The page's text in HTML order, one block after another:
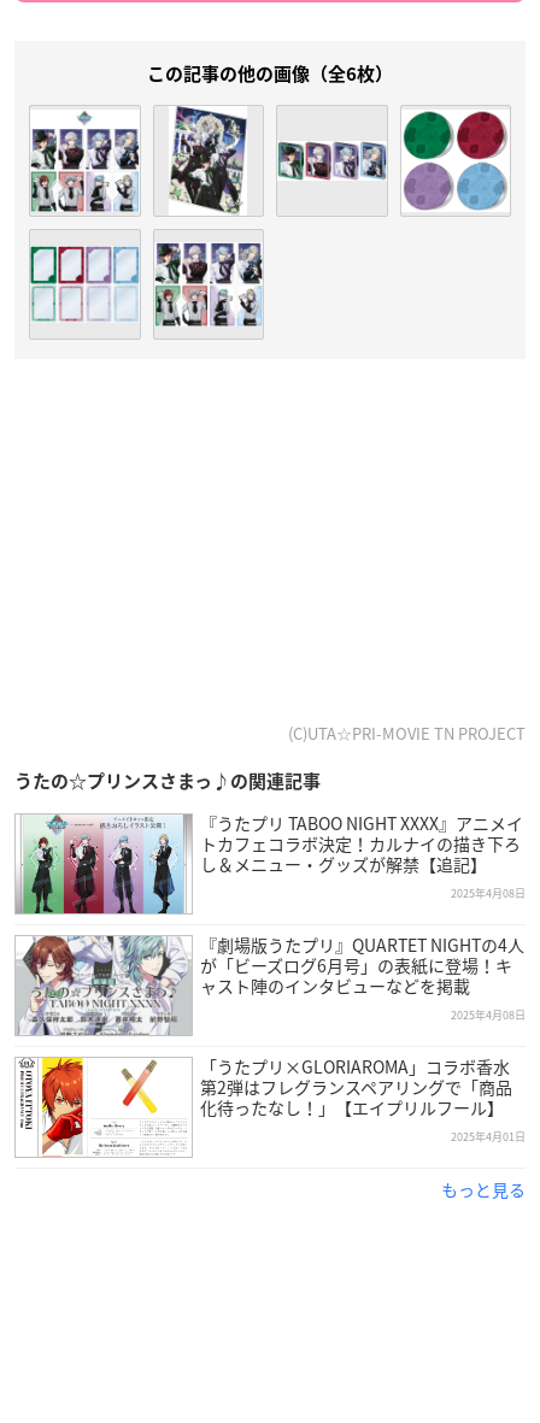
この記事の他の画像（全6枚）
(C)UTA☆PRI-MOVIE TN PROJECT
うたの☆プリンスさまっ♪の関連記事
『うたプリ TABOO NIGHT XXXX』アニメイ
トカフェコラボ決定！カルナイの描き下ろ
し＆メニュー・グッズが解禁【追記】
2025年4月08日
『劇場版うたプリ』QUARTET NIGHTの4人
が「ビーズログ6月号」の表紙に登場！キ
ャスト陣のインタビューなどを掲載
2025年4月08日
「うたプリ×GLORIAROMA」コラボ香水
第2弾はフレグランスペアリングで「商品
化待ったなし！」【エイプリルフール】
2025年4月01日
もっと見る